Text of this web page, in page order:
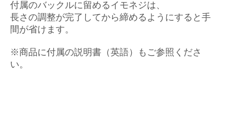
付属のバックルに留めるイモネジは、
長さの調整が完了してから締めるようにすると手
間が省けます。
※商品に付属の説明書（英語）もご参照くださ
い。